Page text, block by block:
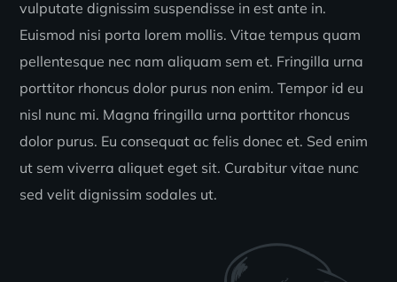
vulputate dignissim suspendisse in est ante in.
Euismod nisi porta lorem mollis. Vitae tempus quam
pellentesque nec nam aliquam sem et. Fringilla urna
porttitor rhoncus dolor purus non enim. Tempor id eu
nisl nunc mi. Magna fringilla urna porttitor rhoncus
dolor purus. Eu consequat ac felis donec et. Sed enim
ut sem viverra aliquet eget sit. Curabitur vitae nunc
sed velit dignissim sodales ut.